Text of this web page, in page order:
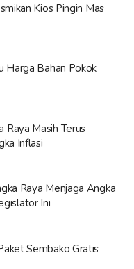
Kios Pingin Mas
Harga Bahan Pokok
Raya Masih Terus
Inflasi
Raya Menjaga Angka
Ini
Sembako Gratis